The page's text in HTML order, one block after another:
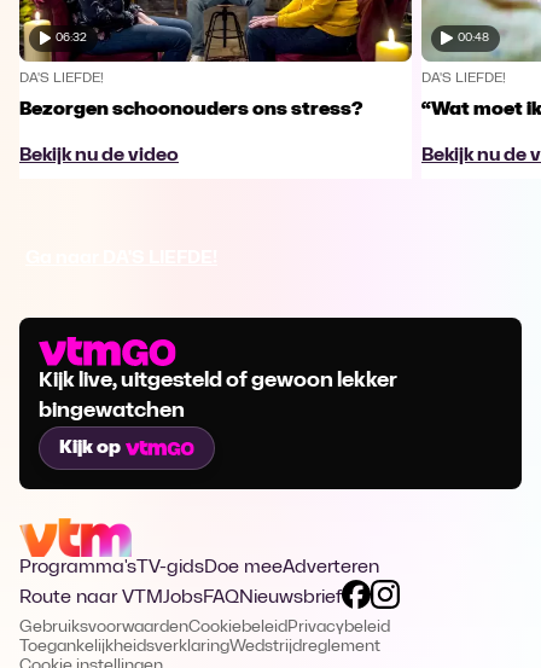
06:32
DA'S LIEFDE!
Bezorgen schoonouders ons stress?
Bekijk nu de video
00:48
DA'S LIEFDE!
“Wat moet
Bekijk nu de
Kijk live, uitgesteld of gewoon lekker
bingewatchen
Kijk op
Programma's TV-gidsDoe meeAdverteren
Route naar VTMJobsFAQNieuwsbrief
GebruiksvoorwaardenCookiebeleid Privacybeleid
ToegankelijkheidsverklaringWedstrijdreglement